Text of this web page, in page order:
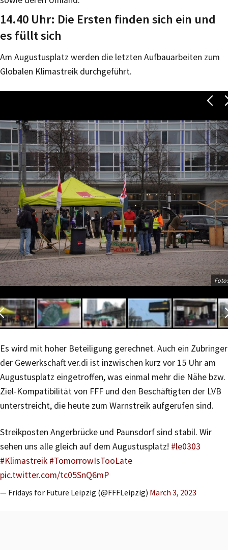
14.40 Uhr: Die Ersten finden sich ein und
es füllt sich
Am Augustusplatz werden die letzten Aufbauarbeiten zum
Globalen Klimastreik durchgeführt.
Es wird mit hoher Beteiligung gerechnet. Auch ein Zubringer
der Gewerkschaft ver.di ist inzwischen kurz vor 15 Uhr am
Augustusplatz eingetroffen, was einmal mehr die Nähe bzw.
Ziel-Kompatibilität von FFF und den Beschäftigten der LVB
unterstreicht, die heute zum Warnstreik aufgerufen sind.
Streikposten Angerbrücke und Paunsdorf sind stabil. Wir
sehen uns alle gleich auf dem Augustusplatz! #le0303
#Klimastreik #TomorrowIsTooLate
pic.twitter.com/tc05SnQ6mP
— Fridays for Future Leipzig (@FFFLeipzig) March 3, 2023